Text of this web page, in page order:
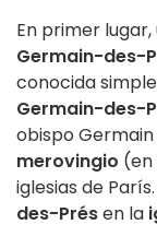
En primer
Germain-des-
conocida
Germain-des-
obispo
merovingio (en
iglesias de
des-Présen la